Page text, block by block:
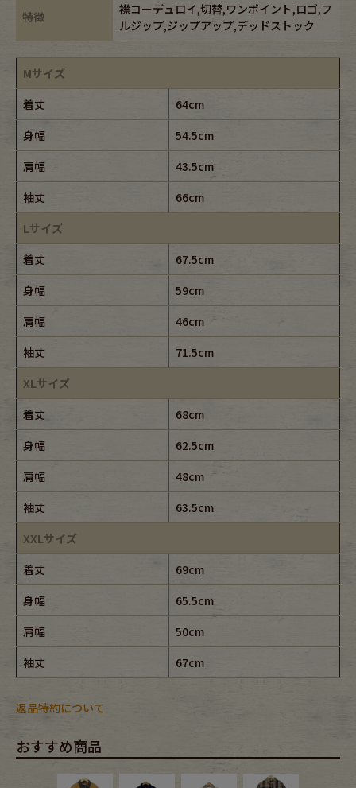
特徴
襟コーデュロイ,切替,ワンポイント,ロゴ,フ
ルジップ,ジップアップ,デッドストック
Mサイズ
着丈
64cm
身幅
54.5cm
肩幅
43.5cm
袖丈
66cm
Lサイズ
着丈
67.5cm
身幅
59cm
肩幅
46cm
袖丈
71.5cm
XLサイズ
着丈
68cm
身幅
62.5cm
肩幅
48cm
袖丈
63.5cm
XXLサイズ
着丈
69cm
身幅
65.5cm
肩幅
50cm
袖丈
67cm
返品特約について
おすすめ商品